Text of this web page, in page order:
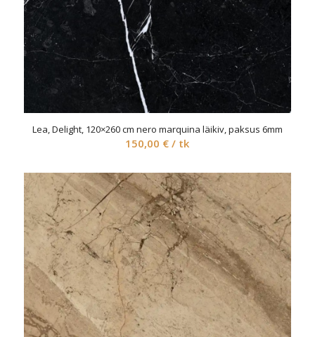
Lea, Delight, 120×260 cm nero marquina läikiv, paksus 6mm
150,00 € / tk